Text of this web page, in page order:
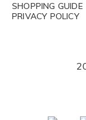
SHOPPING GUIDE
PRIVACY POLICY